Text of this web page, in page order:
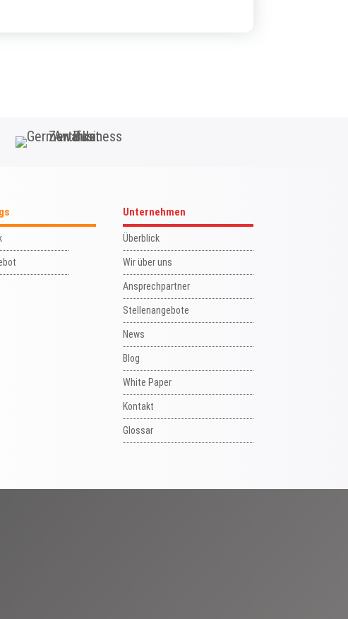
Unternehmen
Überblick
Wir über uns
Ansprechpartner
Stellenangebote
News
Blog
White Paper
Kontakt
Glossar